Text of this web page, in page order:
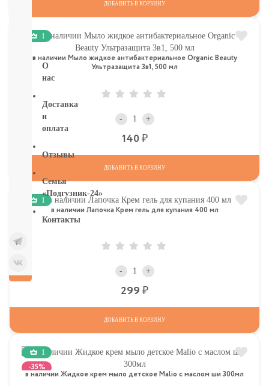
Прокладки,
бумага
О
нас
Доставка
и
оплата
Отзывы
Семья
«Подгузник-24»
Контакты
ДОБАВИТЬ В КОРЗИНУ
1
в наличии Мыло жидкое антибактериальное Organic Beauty
Ультразащита 3в1, 500 мл
- +
140
ДОБАВИТЬ В КОРЗИНУ
1
в наличии Лапочка Крем гель для купания 400 мл
- +
299
ДОБАВИТЬ В КОРЗИНУ
1
-35%
в наличии Жидкое крем мыло детское Malio с маслом ши 300мл